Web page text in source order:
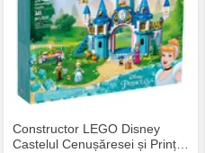
Constructor LEGO Disney
Castelul Cenușăresei și Prinț…